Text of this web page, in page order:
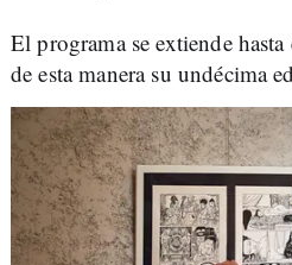
El programa se extiende
de esta manera su undécima